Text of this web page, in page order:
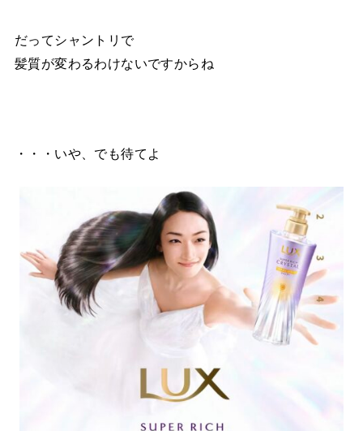
だってシャントリで
髪質が変わるわけないですからね
・・・いや、でも待てよ